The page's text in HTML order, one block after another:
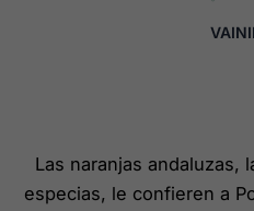
Las naranjas andaluzas,
especias, le confieren a